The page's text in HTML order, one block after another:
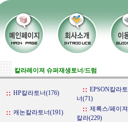
칼라레이져 슈퍼재생토너/드럼
HP칼라토너(176)
EPSON칼라토
너(71)
캐논칼라토너(191)
제록스/페이져
칼라(229)